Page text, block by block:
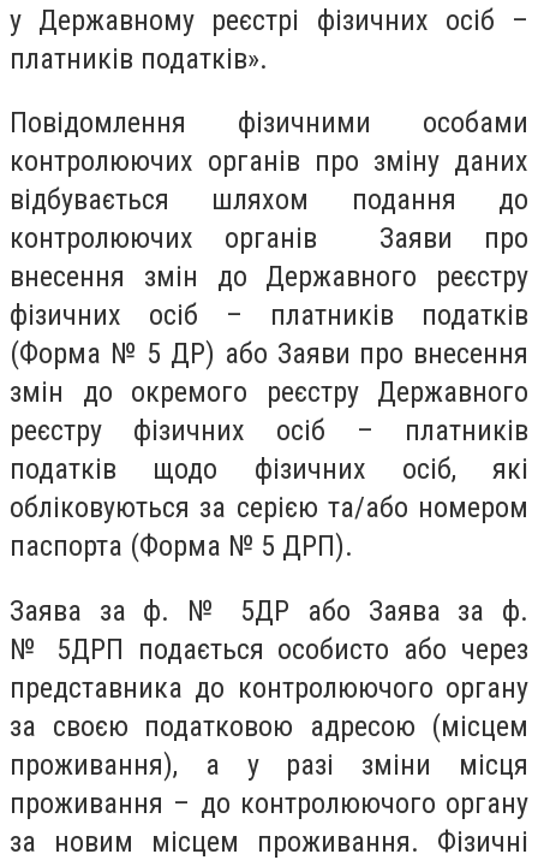
у Державному реєстрі фізичних осіб –
платників податків».
Повідомлення фізичними особами
контролюючих органів про зміну даних
відбувається шляхом подання до
контролюючих органів Заяви про
внесення змін до Державного реєстру
фізичних осіб – платників податків
(Форма № 5 ДР) або Заяви про внесення
змін до окремого реєстру Державного
реєстру фізичних осіб – платників
податків щодо фізичних осіб, які
обліковуються за серією та/або номером
паспорта (Форма № 5 ДРП).
Заява за ф. № 5ДР або Заява за ф.
№ 5ДРП подається особисто або через
представника до контролюючого органу
за своєю податковою адресою (місцем
проживання), а у разі зміни місця
проживання – до контролюючого органу
за новим місцем проживання. Фізичні